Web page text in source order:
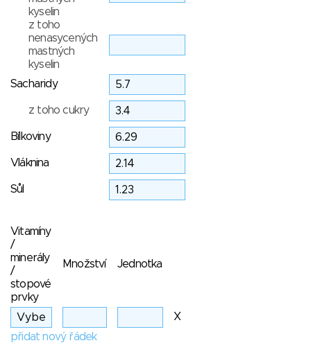
kyselin
z toho
nenasycených
mastných
kyselin
Sacharidy
z toho cukry
Bílkoviny
Vláknina
Sůl
Vitamíny
/
minerály
/
stopové
prvky
Množství Jednotka
X
přidat nový řádek